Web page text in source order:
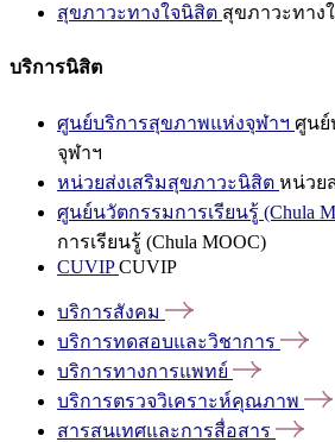
สุขภาวะทางใจนิสิต สุขภาวะทาง
บริการนิสิต
ศูนย์บริการสุขภาพแห่งจุฬาฯ ศูนย์
จุฬาฯ
หน่วยส่งเสริมสุขภาวะนิสิต หน่วย
ศูนย์นวัตกรรมการเรียนรู้ (Chula
การเรียนรู้ (Chula MOOC)
CUVIPCUVIP
บริการสังคม
บริการทดสอบและวิชาการ
บริการทางการแพทย์
บริการตรวจวิเคราะห์คุณภาพ
สารสนเทศและการสื่อสาร